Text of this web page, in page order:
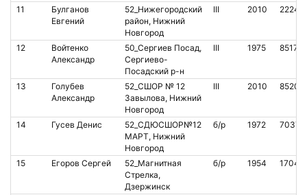
11
Булганов
Евгений
52_Нижегородский
район, Нижний
Новгород
III 2010
12
Войтенко
Александр
50_Сергиев Посад,
Сергиево-
Посадский р-н
III 1975
13
Голубев
Александр
52_СШОР № 12
Завылова, Нижний
Новгород
III 2010
14 Гусев Денис
52_СДЮСШОР№12
МАРТ, Нижний
Новгород
б/р 1972
15 Егоров Сергей
52_Maгнитная
Cтрелка,
Дзержинск
б/р 1954